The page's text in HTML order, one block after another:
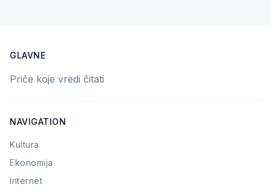
GLAVNE
Priče koje vredi čitati
NAVIGATION
Kultura
Ekonomija
Internet